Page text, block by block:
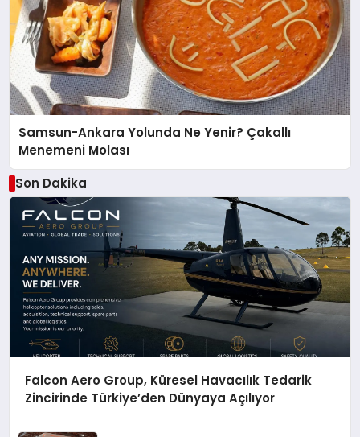
Samsun-Ankara Yolunda Ne Yenir? Çakallı
Menemeni Molası
Son Dakika
Falcon Aero Group, Küresel Havacılık Tedarik
Zincirinde Türkiye’den Dünyaya Açılıyor